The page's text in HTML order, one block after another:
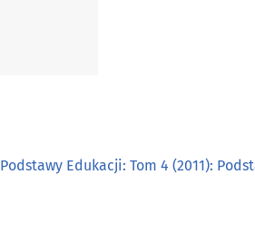
Podstawy Edukacji: Tom 4 (2011):